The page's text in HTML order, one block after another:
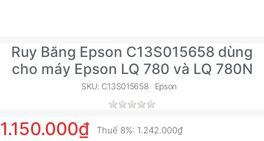
Ruy Băng Epson C13S015658 dùng
cho máy Epson LQ 780 và LQ 780N
SKU: C13S015658 Epson
1.150.000₫ Thuế 8%: 1.242.000₫